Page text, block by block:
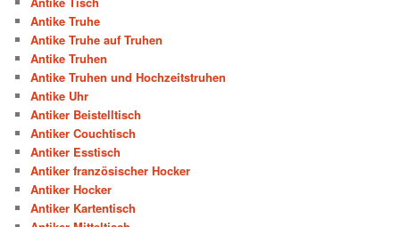
Antike Truhe
Antike Truhe auf Truhen
Antike Truhen
Antike Truhen und Hochzeitstruhen
Antike Uhr
Antiker Beistelltisch
Antiker Couchtisch
Antiker Esstisch
Antiker französischer Hocker
Antiker Hocker
Antiker Kartentisch